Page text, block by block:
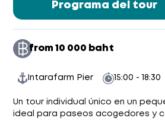
Programa del tour
from 10 000 baht
Intarafarm Pier 15:00 - 18:30
Un tour individual único en un
ideal para paseos acogedores y